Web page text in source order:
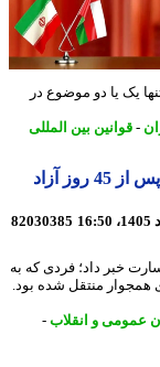
یا دو موضوع در
قوانین بین المللی
آدم ربایی بر سر اختلافات مالی؛ گروگان پس از 45 روز آزاد
82030385
ربوده شده پس از 45 روز اسارت خبر داد؛ فردی که به
منتقل شده بود.
و انقلاب-